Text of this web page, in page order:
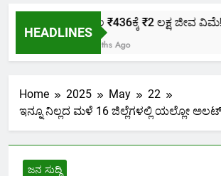
HEADLINES
ಕೇವಲ ₹436ಕ್ಕೆ ₹2 ಲಕ್ಷ ಜೀವ ವಿಮೆ!
2 Months Ago
Home 2025 May
22
ಇನ್ನೂ ನಿಲ್ಲದ ಮಳೆ 16 ಜಿಲ್ಲೆಗಳಲ್ಲಿ ಯಲ್ಲೋ
ಜನ ಸುದ್ದಿ